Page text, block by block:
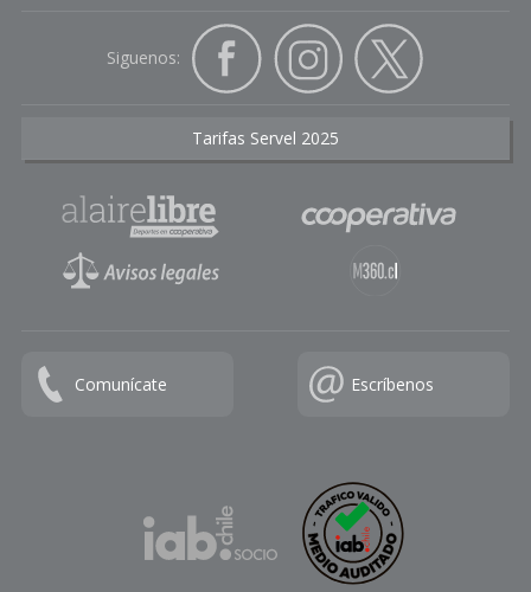
Siguenos:
Tarifas Servel 2025
Comunícate Escríbenos